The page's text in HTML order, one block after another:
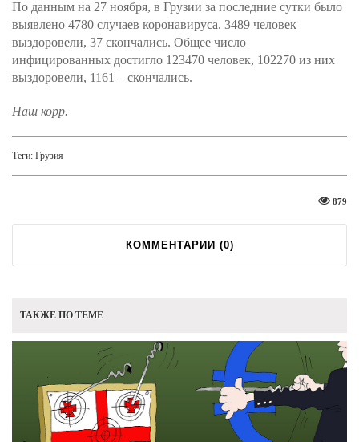
По данным на 27 ноября, в Грузии за последние сутки было
выявлено 4780 случаев коронавируса. 3489 человек
выздоровели, 37 скончались. Общее число
инфицированных достигло 123470 человек, 102270 из них
выздоровели, 1161 – скончались.
Наш корр.
Теги: Грузия
879
КОММЕНТАРИИ (0)
ТАКЖЕ ПО ТЕМЕ